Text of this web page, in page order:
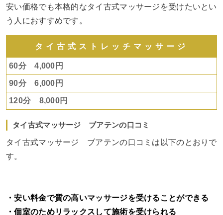
安い価格でも本格的なタイ古式マッサージを受けたいとい
う人におすすめです。
タイ古式ストレッチマッサージ
60分 4,000円
90分 6,000円
120分 8,000円
タイ古式マッサージ ブアテンの口コミ
タイ古式マッサージ ブアテンの口コミは以下のとおりで
す。
・安い料金で質の高いマッサージを受けることができる
・個室のためリラックスして施術を受けられる